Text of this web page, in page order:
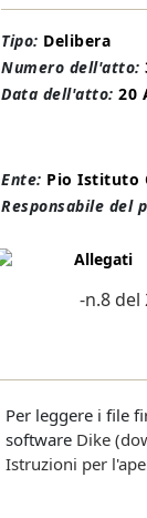
Tipo: Delibera
Numero dell'atto:
Data dell'atto:20
Ente: Pio Istituto
Responsabile del
Allegati
-n.8 del
Per leggere i file
software Dike
Istruzioni per